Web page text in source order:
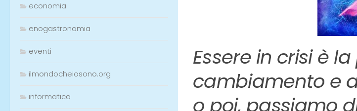
Essere in crisi è
cambiamento e
o poi, passiamo
economia
enogastronomia
eventi
ilmondocheiosono.org
informatica